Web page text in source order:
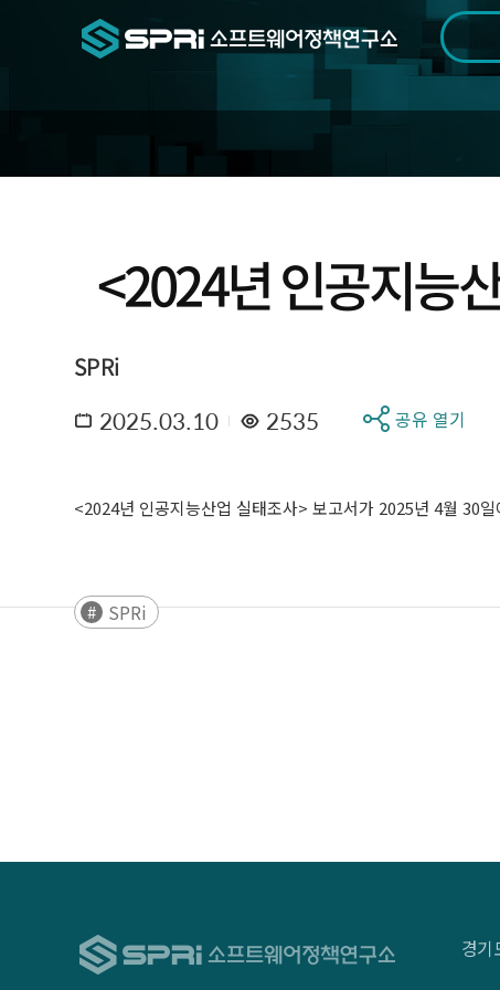
검색범위
기간 전체
<2024년 인공지능
SPRi
2025.03.10 2535 공유 열기
<2024년 인공지능산업 실태조사> 보고서가 2025년 4월 30
SPRi
경기